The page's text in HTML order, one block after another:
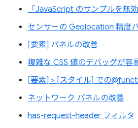
「JavaScript のサンプルを無
センサーの Geolocation 精度
[要素] パネルの改善
複雑な CSS 値のデバッグが容
[要素] > [スタイル] での
ネットワーク パネルの改善
has-request-header フィルタ